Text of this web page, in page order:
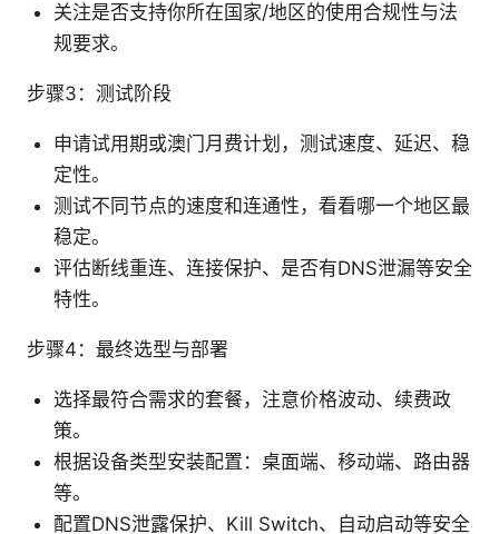
关注是否支持你所在国家/地区的使用合规性与法
规要求。
步骤3：测试阶段
申请试用期或澳门月费计划，测试速度、延迟、稳
定性。
测试不同节点的速度和连通性，看看哪一个地区最
稳定。
评估断线重连、连接保护、是否有DNS泄漏等安全
特性。
步骤4：最终选型与部署
选择最符合需求的套餐，注意价格波动、续费政
策。
根据设备类型安装配置：桌面端、移动端、路由器
等。
配置DNS泄露保护、Kill Switch、自动启动等安全